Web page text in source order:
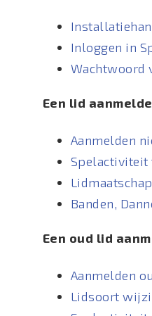
Inloggen in
Wachtwoord
Een lid
Aanmelden
Spelactiviteit
Banden,
Een oud lid
Aanmelden
Lidsoort